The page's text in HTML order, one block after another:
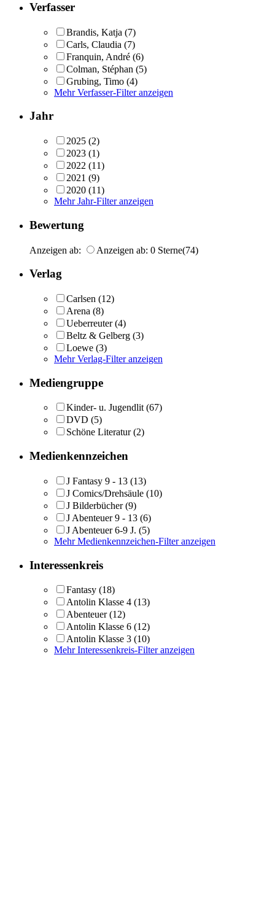
Verfasser
Brandis, Katja (7)
Carls, Claudia (7)
Franquin, André (6)
Colman, Stéphan (5)
Grubing, Timo (4)
Mehr Verfasser-Filter anzeigen
Jahr
2025 (2)
2023 (1)
2022 (11)
2021 (9)
2020 (11)
Mehr Jahr-Filter anzeigen
Bewertung
Anzeigen ab: Anzeigen ab: 0 Sterne(74)
Verlag
Carlsen (12)
Arena (8)
Ueberreuter (4)
Beltz & Gelberg (3)
Loewe (3)
Mehr Verlag-Filter anzeigen
Mediengruppe
Kinder- u. Jugendlit (67)
DVD (5)
Schöne Literatur (2)
Medienkennzeichen
J Fantasy 9 - 13 (13)
J Comics/Drehsäule (10)
J Bilderbücher (9)
J Abenteuer 9 - 13 (6)
J Abenteuer 6-9 J. (5)
Mehr Medienkennzeichen-Filter anzeigen
Interessenkreis
Fantasy (18)
Antolin Klasse 4 (13)
Abenteuer (12)
Antolin Klasse 6 (12)
Antolin Klasse 3 (10)
Mehr Interessenkreis-Filter anzeigen